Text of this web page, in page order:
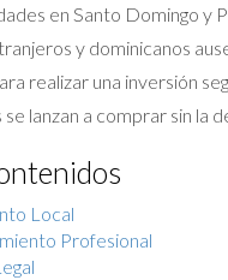
en Santo Domingo y
y dominicanos
realizar una inversión
lanzan a comprar sin la
Local
Profesional